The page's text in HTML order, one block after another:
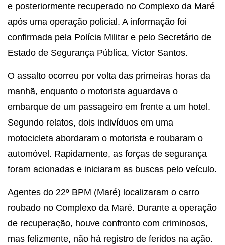
e posteriormente recuperado no Complexo da Maré
após uma operação policial. A informação foi
confirmada pela Polícia Militar e pelo Secretário de
Estado de Segurança Pública, Victor Santos.
O assalto ocorreu por volta das primeiras horas da
manhã, enquanto o motorista aguardava o
embarque de um passageiro em frente a um hotel.
Segundo relatos, dois indivíduos em uma
motocicleta abordaram o motorista e roubaram o
automóvel. Rapidamente, as forças de segurança
foram acionadas e iniciaram as buscas pelo veículo.
Agentes do 22º BPM (Maré) localizaram o carro
roubado no Complexo da Maré. Durante a operação
de recuperação, houve confronto com criminosos,
mas felizmente, não há registro de feridos na ação.